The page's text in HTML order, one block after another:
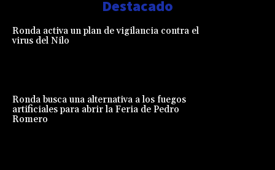
Destacado
Ronda activa un plan de vigilancia contra el
virus del Nilo
Ronda busca una alternativa a los fuegos
artificiales para abrir la Feria de Pedro
Romero